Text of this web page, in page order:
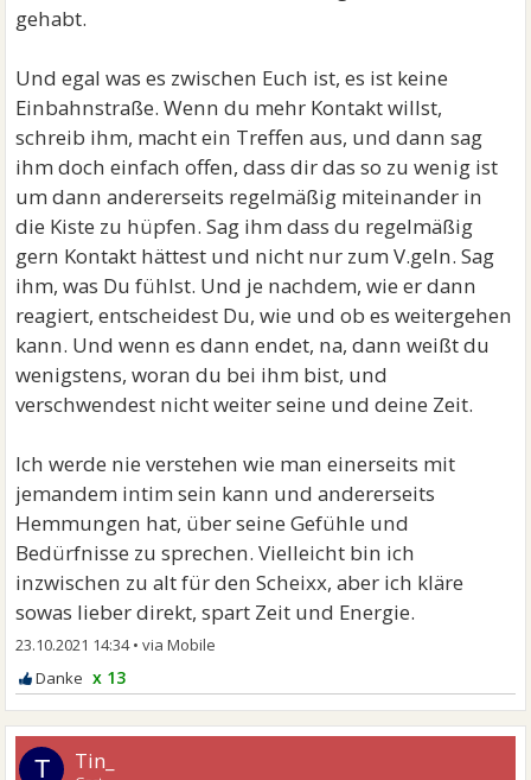
gehabt.
Und egal was es zwischen Euch ist, es ist keine
Einbahnstraße. Wenn du mehr Kontakt willst,
schreib ihm, macht ein Treffen aus, und dann sag
ihm doch einfach offen, dass dir das so zu wenig ist
um dann andererseits regelmäßig miteinander in
die Kiste zu hüpfen. Sag ihm dass du regelmäßig
gern Kontakt hättest und nicht nur zum V.geln. Sag
ihm, was Du fühlst. Und je nachdem, wie er dann
reagiert, entscheidest Du, wie und ob es weitergehen
kann. Und wenn es dann endet, na, dann weißt du
wenigstens, woran du bei ihm bist, und
verschwendest nicht weiter seine und deine Zeit.
Ich werde nie verstehen wie man einerseits mit
jemandem intim sein kann und andererseits
Hemmungen hat, über seine Gefühle und
Bedürfnisse zu sprechen. Vielleicht bin ich
inzwischen zu alt für den Scheixx, aber ich kläre
sowas lieber direkt, spart Zeit und Energie.
23.10.2021 14:34•
x 13
T Tin_